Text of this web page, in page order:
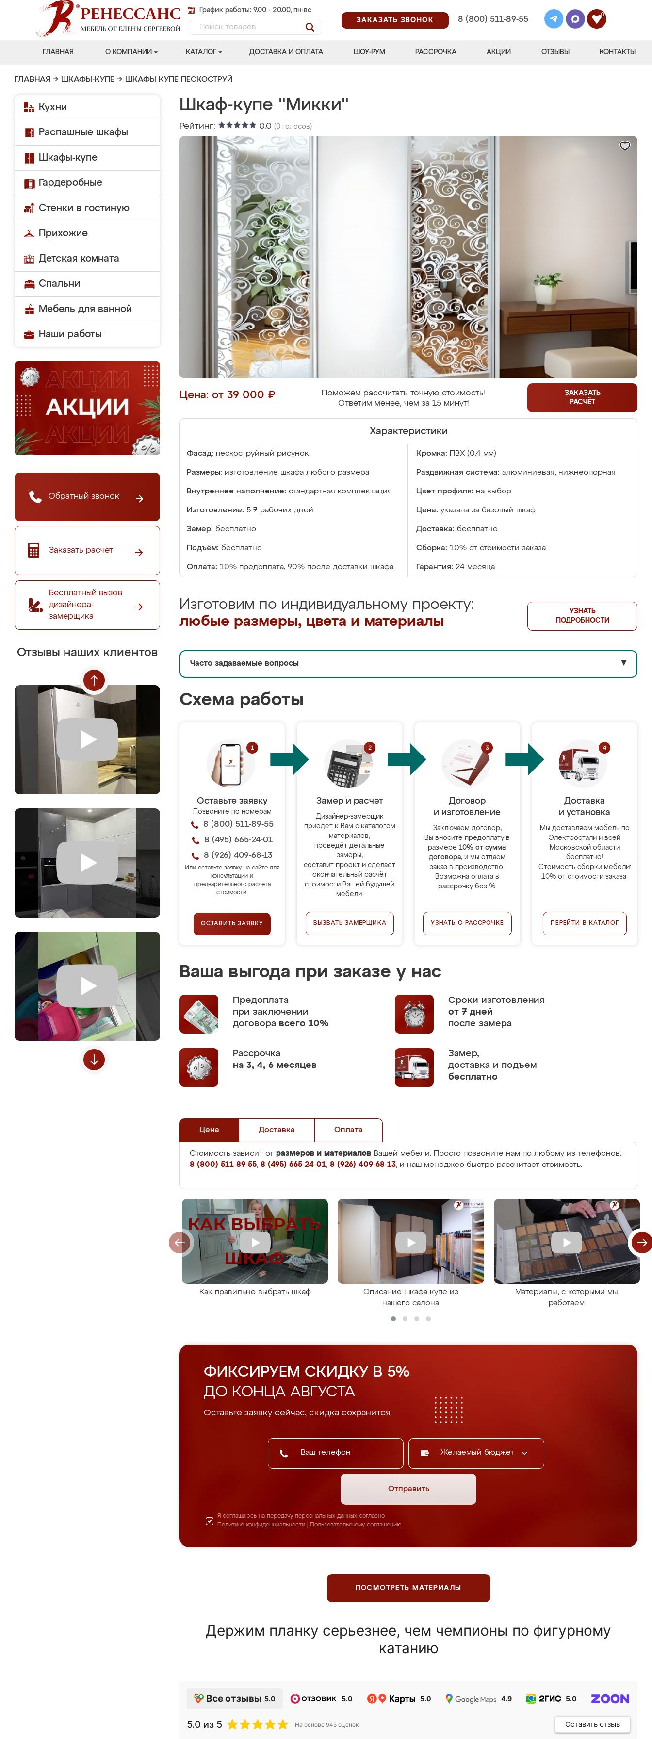
График работы: 9.00 - 20.00, пн-вс
ЗАКАЗАТЬ ЗВОНОК
8 (800) 511-89-55
0
ГЛАВНАЯ О КОМПАНИИ КАТАЛОГ ДОСТАВКА И ОПЛАТА ШОУ-РУМ РАССРОЧКА АКЦИИ ОТЗЫВЫ КОНТАКТЫ
ГЛАВНАЯ → ШКАФЫ-КУПЕ → ШКАФЫ КУПЕ ПЕСКОСТРУЙ
Кухни
Распашные шкафы
Шкафы-купе
Гардеробные
Стенки в гостиную
Прихожие
Детская комната
Спальни
Мебель для ванной
Наши работы
Обратный звонок
Заказать расчёт
Бесплатный вызов
дизайнера-
замерщика
Отзывы наших клиентов
Шкаф-купе "Микки"
Рейтинг: 0.0 (0 голосов)
Цена: от 39 000 ₽
Поможем рассчитать точную стоимость!
Ответим менее, чем за 15 минут!
ЗАКАЗАТЬ
РАСЧЁТ
Характеристики
Фасад: пескоструйный рисунок Кромка: ПВХ (0,4 мм)
Размеры: изготовление шкафа любого размера Раздвижная система: алюминиевая, нижнеопорная
Внутреннее наполнение: стандартная комплектация Цвет профиля: на выбор
Изготовление: 5-7 рабочих дней Цена: указана за базовый шкаф
Замер: бесплатно Доставка: бесплатно
Подъём: бесплатно Сборка: 10% от стоимости заказа
Оплата: 10% предоплата, 90% после доставки шкафа Гарантия: 24 месяца
Изготовим по индивидуальному проекту:
любые размеры, цвета и материалы
УЗНАТЬ
ПОДРОБНОСТИ
Часто задаваемые вопросы ▼
Схема работы
Оставьте заявку
Позвоните по номерам
8 (800) 511-89-55
8 (495) 665-24-01
8 (926) 409-68-13
Или оставьте заявку на сайте для
консультации и
предварительного расчёта
стоимости.
ОСТАВИТЬ ЗАЯВКУ
Замер и расчет
Дизайнер-замерщик
приедет к Вам с каталогом
материалов,
проведёт детальные
замеры,
составит проект и сделает
окончательный расчёт
стоимости Вашей будущей
мебели.
ВЫЗВАТЬ ЗАМЕРЩИКА
Договор
и изготовление
Заключаем договор,
Вы вносите предоплату в
размере 10% от суммы
договора, и мы отдаём
заказ в производство.
Возможна оплата в
рассрочку без %.
УЗНАТЬ О РАССРОЧКЕ
Доставка
и установка
Мы доставляем мебель по
Электростали и всей
Московской области
бесплатно!
Стоимость сборки мебели:
10% от стоимости заказа.
ПЕРЕЙТИ В КАТАЛОГ
Ваша выгода при заказе у нас
Предоплата
при заключении
договора всего 10%
Сроки изготовления
от 7 дней
после замера
Рассрочка
на 3, 4, 6 месяцев
Замер,
доставка и подъем
бесплатно
Цена Доставка Оплата
Стоимость зависит от размеров и материалов Вашей мебели. Просто позвоните нам по любому из телефонов:
8 (800) 511-89-55, 8 (495) 665-24-01, 8 (926) 409-68-13, и наш менеджер быстро рассчитает стоимость.
Как правильно выбрать шкаф
Описание шкафа-купе из
нашего салона
Материалы, с которыми мы
работаем
ФИКСИРУЕМ СКИДКУ В 5%
ДО КОНЦА АВГУСТА
Оставьте заявку сейчас, скидка сохранится.
Желаемый бюджет
Отправить
Я соглашаюсь на передачу персональных данных согласно
Политике конфиденциальности
Пользовательскому соглашению
ПОСМОТРЕТЬ МАТЕРИАЛЫ
Держим планку серьезнее, чем чемпионы по фигурному
катанию
Все отзывы 5.0 5.0 5.0 4.9 5.0
5.0 из 5 На основе 945 оценок Оставить отзыв